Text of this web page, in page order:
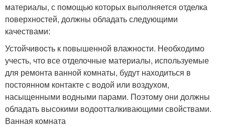
материалы, с помощью которых выполняется отделка
поверхностей, должны обладать следующими
качествами:
Устойчивость к повышенной влажности. Необходимо
учесть, что все отделочные материалы, используемые
для ремонта ванной комнаты, будут находиться в
постоянном контакте с водой или воздухом,
насыщенными водными парами. Поэтому они должны
обладать высокими водоотталкивающими свойствами.
Ванная комната